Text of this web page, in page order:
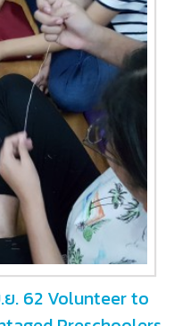
ย. 62 Volunteer to